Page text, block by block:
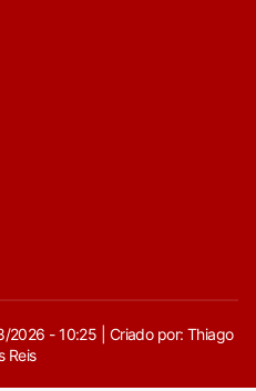
- 10:25 | Criado por: Thiago
Reis